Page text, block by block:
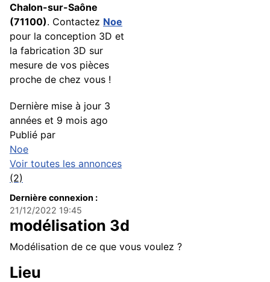
Chalon-sur-Saône
(71100). Contactez Noe
pour la conception 3D et
la fabrication 3D sur
mesure de vos pièces
proche de chez vous !
Dernière mise à jour 3
années et 9 mois ago
Publié par
Noe
Voir toutes les annonces
(2)
Dernière connexion :
21/12/2022 19:45
modélisation 3d
Modélisation de ce que vous voulez ?
Lieu